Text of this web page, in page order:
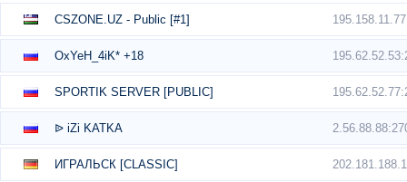
CSZONE.UZ - Public [#1]
OxYeH_4iK* +18
SPORTIK SERVER [PUBLIC]
ᐉ iZi KATKA
ИГРАЛЬСК [CLASSIC]